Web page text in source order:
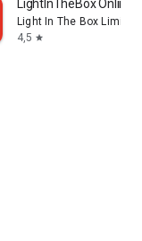
LightInTheBox Online
Light In The Box Limited
4,5 star